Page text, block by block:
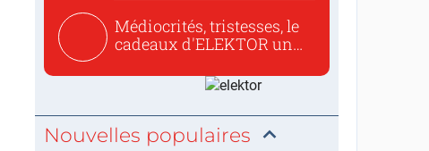
Médiocrités, tristesses, le
cadeaux d'ELEKTOR un
Nouvelles populaires